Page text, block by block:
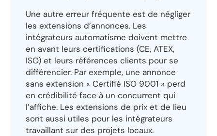
Une autre erreur fréquente est de négliger
les extensions d’annonces. Les
intégrateurs automatisme doivent mettre
en avant leurs certifications (CE, ATEX,
ISO) et leurs références clients pour se
différencier. Par exemple, une annonce
sans extension « Certifié ISO 9001 » perd
en crédibilité face à un concurrent qui
l’affiche. Les extensions de prix et de lieu
sont aussi utiles pour les intégrateurs
travaillant sur des projets locaux.